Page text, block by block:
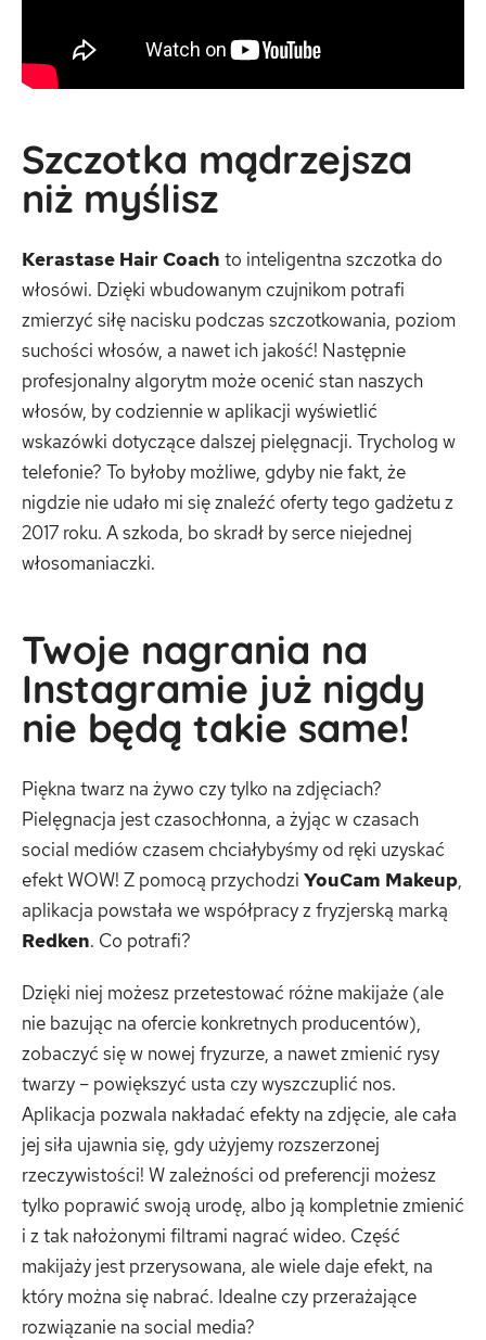
Szczotka mądrzejsza
niż myślisz
Kerastase Hair Coach to inteligentna szczotka do
włosówi. Dzięki wbudowanym czujnikom potrafi
zmierzyć siłę nacisku podczas szczotkowania, poziom
suchości włosów, a nawet ich jakość! Następnie
profesjonalny algorytm może ocenić stan naszych
włosów, by codziennie w aplikacji wyświetlić
wskazówki dotyczące dalszej pielęgnacji. Trycholog w
telefonie? To byłoby możliwe, gdyby nie fakt, że
nigdzie nie udało mi się znaleźć oferty tego gadżetu z
2017 roku. A szkoda, bo skradł by serce niejednej
włosomaniaczki.
Twoje nagrania na
Instagramie już nigdy
nie będą takie same!
Piękna twarz na żywo czy tylko na zdjęciach?
Pielęgnacja jest czasochłonna, a żyjąc w czasach
social mediów czasem chciałybyśmy od ręki uzyskać
efekt WOW! Z pomocą przychodzi YouCam Makeup,
aplikacja powstała we współpracy z fryzjerską marką
Redken. Co potrafi?
Dzięki niej możesz przetestować różne makijaże (ale
nie bazując na ofercie konkretnych producentów),
zobaczyć się w nowej fryzurze, a nawet zmienić rysy
twarzy – powiększyć usta czy wyszczuplić nos.
Aplikacja pozwala nakładać efekty na zdjęcie, ale cała
jej siła ujawnia się, gdy użyjemy rozszerzonej
rzeczywistości! W zależności od preferencji możesz
tylko poprawić swoją urodę, albo ją kompletnie zmienić
i z tak nałożonymi filtrami nagrać wideo. Część
makijaży jest przerysowana, ale wiele daje efekt, na
który można się nabrać. Idealne czy przerażające
rozwiązanie na social media?